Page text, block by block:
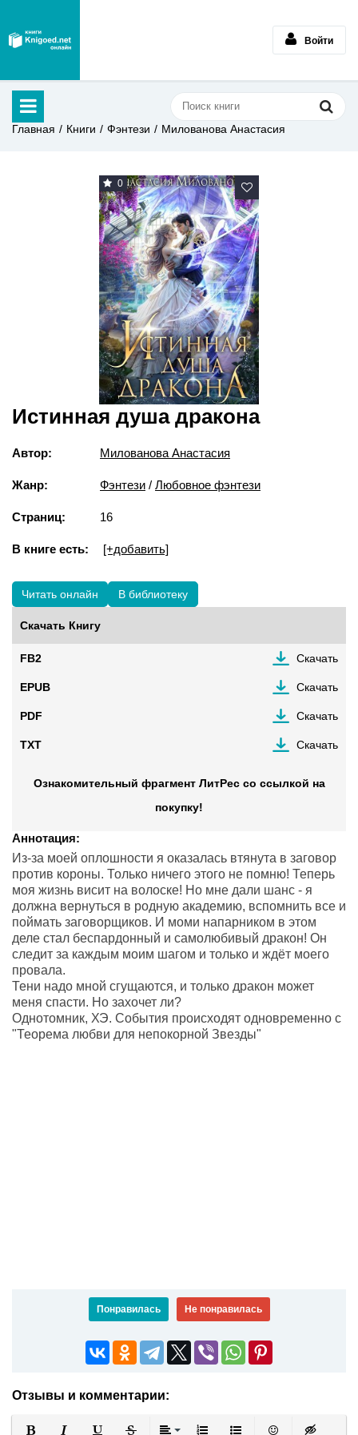
Войти
Главная Книги Фэнтези Милованова Анастасия
0
Истинная душа дракона
Автор: Милованова Анастасия
Жанр: Фэнтези / Любовное фэнтези
Страниц: 16
В книге есть: [+добавить]
Читать онлайн В библиотеку
Скачать Книгу
FB2 Скачать
EPUB Скачать
PDF Скачать
TXT Скачать
Ознакомительный фрагмент ЛитРес со ссылкой на
покупку!
Аннотация:
Из-за моей оплошности я оказалась втянута в заговор
против короны. Только ничего этого не помню! Теперь
моя жизнь висит на волоске! Но мне дали шанс - я
должна вернуться в родную академию, вспомнить все и
поймать заговорщиков. И моми напарником в этом
деле стал беспардонный и самолюбивый дракон! Он
следит за каждым моим шагом и только и ждёт моего
провала.
Тени надо мной сгущаются, и только дракон может
меня спасти. Но захочет ли?
Однотомник, ХЭ. События происходят одновременно с
"Теорема любви для непокорной Звезды"
Понравилась Не понравилась
Отзывы и комментарии: